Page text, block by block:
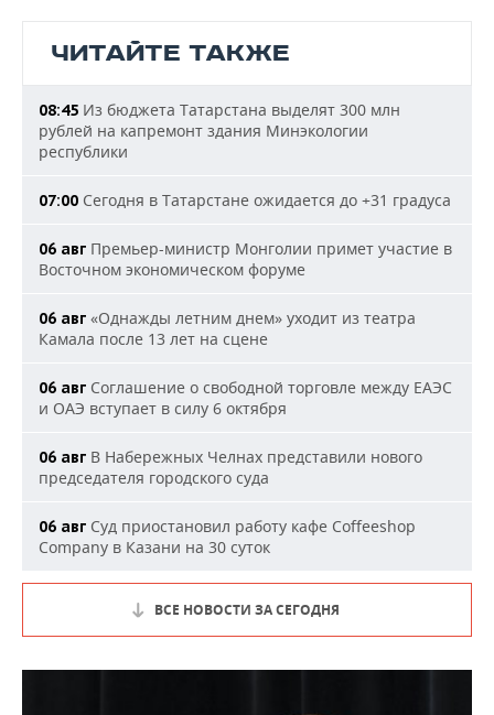
ЧИТАЙТЕ ТАКЖЕ
08:45 Из бюджета Татарстана выделят 300 млн
рублей на капремонт здания Минэкологии
республики
07:00 Сегодня в Татарстане ожидается до +31 градуса
06 авг Премьер-министр Монголии примет участие в
Восточном экономическом форуме
06 авг «Однажды летним днем» уходит из театра
Камала после 13 лет на сцене
06 авг Соглашение о свободной торговле между ЕАЭС
и ОАЭ вступает в силу 6 октября
06 авг В Набережных Челнах представили нового
председателя городского суда
06 авг Суд приостановил работу кафе Coffeeshop
Company в Казани на 30 суток
ВСЕ НОВОСТИ ЗА СЕГОДНЯ